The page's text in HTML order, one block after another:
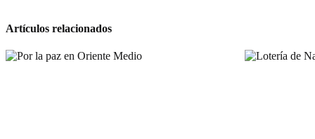
Artículos relacionados